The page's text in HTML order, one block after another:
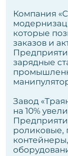
Компания
которые
заказов и
зарядные
Завод
на 10%
роликовые,